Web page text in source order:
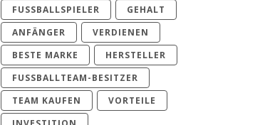
FUSSBALLSPIELER
GEHALT
ANFÄNGER
VERDIENEN
BESTE MARKE
HERSTELLER
FUSSBALLTEAM-BESITZER
TEAM KAUFEN
VORTEILE